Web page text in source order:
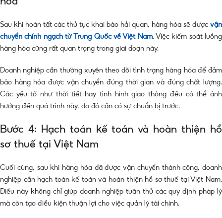
Sau khi hoàn tất các thủ tục khai báo hải quan, hàng hóa sẽ được vận
chuyển chính ngạch từ Trung Quốc về Việt Nam. Việc kiểm soát luồng
hàng hóa cũng rất quan trọng trong giai đoạn này.
Doanh nghiệp cần thường xuyên theo dõi tình trạng hàng hóa để đảm
bảo hàng hóa được vận chuyển đúng thời gian và đúng chất lượng.
Các yếu tố như thời tiết hay tình hình giao thông đều có thể ảnh
hưởng đến quá trình này, do đó cần có sự chuẩn bị trước.
Bước 4: Hạch toán kế toán và hoàn thiện hồ
sơ thuế tại Việt Nam
Cuối cùng, sau khi hàng hóa đã được vận chuyển thành công, doanh
nghiệp cần hạch toán kế toán và hoàn thiện hồ sơ thuế tại Việt Nam.
Điều này không chỉ giúp doanh nghiệp tuân thủ các quy định pháp lý
mà còn tạo điều kiện thuận lợi cho việc quản lý tài chính.